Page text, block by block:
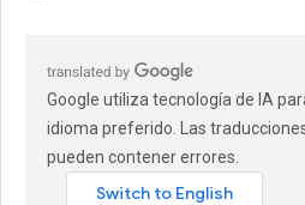
Google utiliza tecnología de IA
idioma preferido. Las
pueden contener errores.